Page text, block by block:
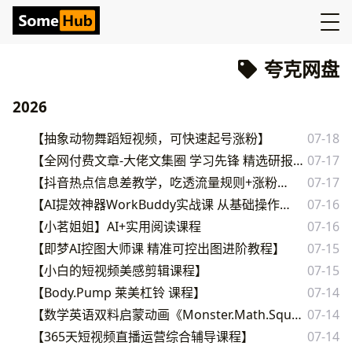
夸克网盘
2026
【抽象动物舞蹈短视频，可快速起号涨粉】
07-18
【全网付费文章-大佬文集圈 学习先锋 精选研报 7月12日更新，手慢无】 07-17
【抖音热点信息差教学，吃透流量规则+涨粉变现】
07-17
【AI提效神器WorkBuddy实战课 从基础操作到自定义技能】
07-16
【小茗姐姐】AI+实用阅读课程
07-16
【即梦AI控图大师课 精准可控出图进阶教程】
07-15
【小白的短视频美感剪辑课程】
07-15
【Body.Pump 莱美杠铃 课程】
07-14
【数学英语双料启蒙动画《Monster.Math.Squad 怪物数学小分队》】 07-14
【365天短视频直播运营综合辅导课程】
07-14